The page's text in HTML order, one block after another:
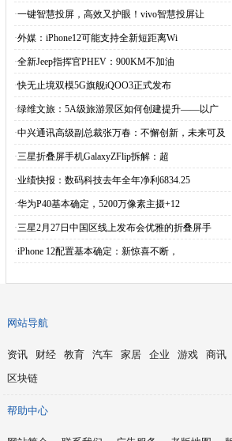
·一键智慧投屏，高效又护眼！vivo智慧投屏让
·外媒：iPhone12可能支持全新短距离Wi
·全新Jeep指挥官PHEV：900KM不加油
·快无止境双模5G旗舰iQOO3正式发布
·绿维文旅：5A级旅游景区如何创建提升——以广
·中兴通讯高级副总裁张万春：不懈创新，未来可及
·三星折叠屏手机GalaxyZFlip拆解：超
·业绩快报：数码科技去年全年净利6834.25
·华为P40基本确定，5200万像素主摄+12
·三星2月27日中国区线上发布会优雅的折叠屏手
·iPhone 12配置基本确定：新惊喜不断，
网站导航
资讯 财经 教育 汽车 家居 企业 游戏 商讯
区块链
帮助中心